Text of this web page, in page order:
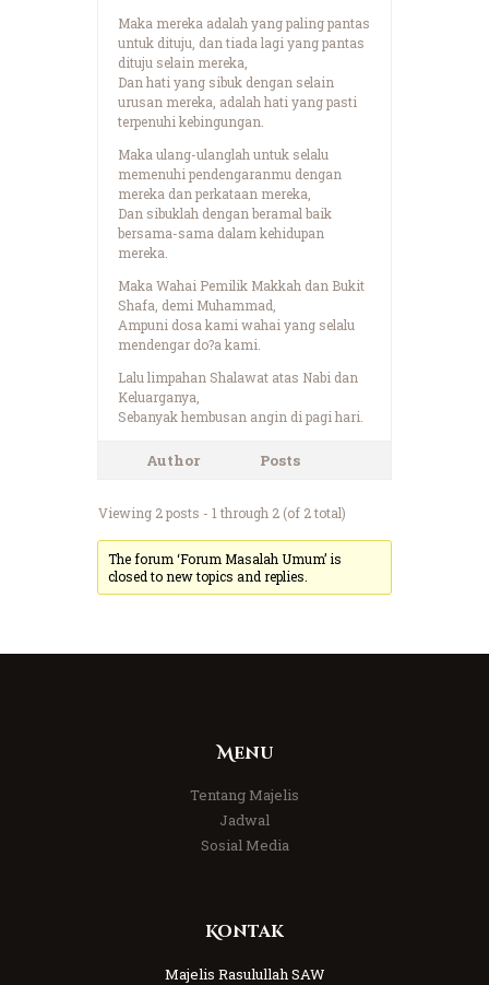
Maka mereka adalah yang paling pantas
untuk dituju, dan tiada lagi yang pantas
dituju selain mereka,
Dan hati yang sibuk dengan selain
urusan mereka, adalah hati yang pasti
terpenuhi kebingungan.
Maka ulang-ulanglah untuk selalu
memenuhi pendengaranmu dengan
mereka dan perkataan mereka,
Dan sibuklah dengan beramal baik
bersama-sama dalam kehidupan
mereka.
Maka Wahai Pemilik Makkah dan Bukit
Shafa, demi Muhammad,
Ampuni dosa kami wahai yang selalu
mendengar do?a kami.
Lalu limpahan Shalawat atas Nabi dan
Keluarganya,
Sebanyak hembusan angin di pagi hari.
Author Posts
Viewing 2 posts - 1 through 2 (of 2 total)
The forum ‘Forum Masalah Umum’ is
closed to new topics and replies.
Menu
Tentang Majelis
Jadwal
Sosial Media
Kontak
Majelis Rasulullah SAW